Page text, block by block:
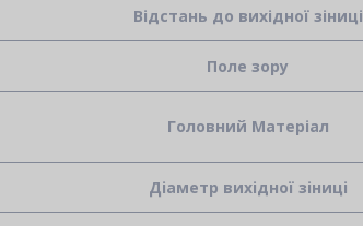
Відстань до вихідної зіниці
Поле зору
Головний Матеріал
Діаметр вихідної зіниці